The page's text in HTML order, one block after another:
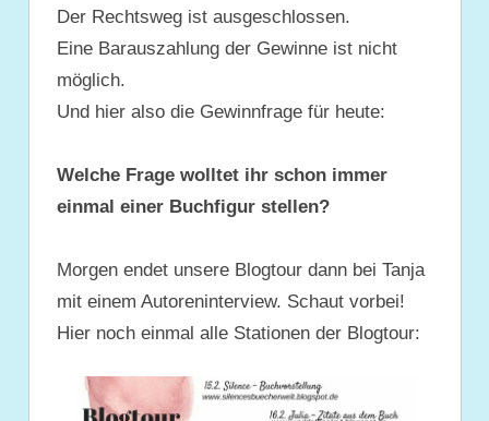
Der Rechtsweg ist ausgeschlossen.
Eine Barauszahlung der Gewinne ist nicht
möglich.
Und hier also die Gewinnfrage für heute:
Welche Frage wolltet ihr schon immer
einmal einer Buchfigur stellen?
Morgen endet unsere Blogtour dann bei Tanja
mit einem Autoreninterview. Schaut vorbei!
Hier noch einmal alle Stationen der Blogtour: